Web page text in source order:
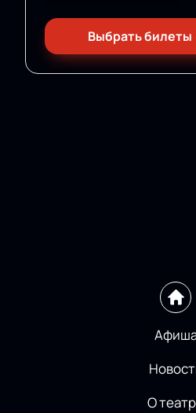
Выбрать билеты
О